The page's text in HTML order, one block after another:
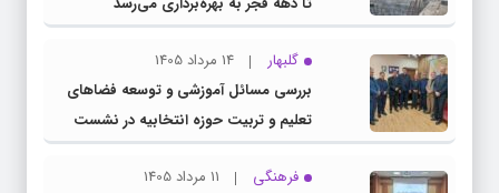
گلبهار
14 مرداد 1405
بررسی مسائل آموزشی و توسعه فضاهای
تعلیم و تربیت حوزه انتخابیه در نشست
مشترک عضو کمیسیون آموزش مجلس با
مدیرکل آموزش و پرورش خراسان رضوی
فرهنگی
11 مرداد 1405